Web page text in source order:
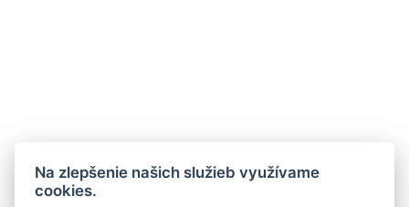
Na zlepšenie našich služieb využívame
cookies.